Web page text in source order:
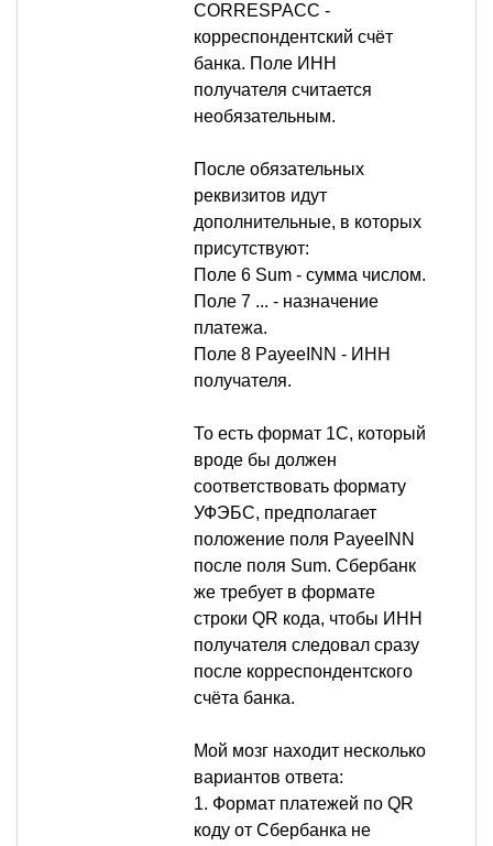
CORRESPACC -
корреспондентский счёт
банка. Поле ИНН
получателя считается
необязательным.
После обязательных
реквизитов идут
дополнительные, в которых
присутствуют:
Поле 6 Sum - сумма числом.
Поле 7 ... - назначение
платежа.
Поле 8 PayeeINN - ИНН
получателя.
То есть формат 1С, который
вроде бы должен
соответствовать формату
УФЭБС, предполагает
положение поля PayeeINN
после поля Sum. Сбербанк
же требует в формате
строки QR кода, чтобы ИНН
получателя следовал сразу
после корреспондентского
счёта банка.
Мой мозг находит несколько
вариантов ответа:
1. Формат платежей по QR
коду от Сбербанка не